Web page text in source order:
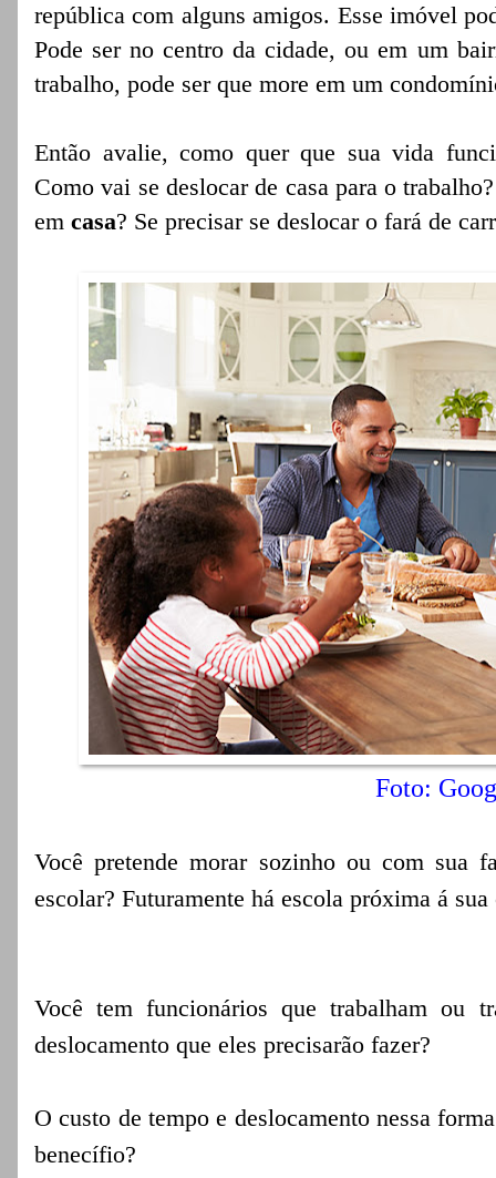
república com alguns amigos. Esse imóvel
Pode ser no centro da cidade, ou em um
trabalho, pode ser que more em um
Então avalie, como quer que sua vida
Como vai se deslocar de casa para o
em casa? Se precisar se deslocar o fará de
Foto:
Você pretende morar sozinho ou com sua
escolar? Futuramente há escola próxima á
Você tem funcionários que trabalham ou
deslocamento que eles precisarão fazer?
O custo de tempo e deslocamento nessa
benecífio?